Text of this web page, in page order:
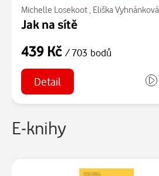
Michelle Losekoot, Eliška Vyhnánková
Jak na sítě
439 Kč / 703 bodů
Detail
E-knihy